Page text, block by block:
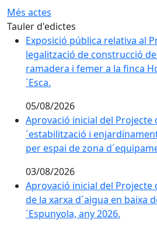
Més actes
Tauler d'edictes
Exposició pública relativa al
legalització de construcció
ramadera i femer a la finca
´Esca.
05/08/2026
Aprovació inicial del Projecte
´estabilització i
per espai de zona
03/08/2026
Aprovació inicial del Projecte
de la xarxa d´aigua en baixa
´Espunyola, any 2026.